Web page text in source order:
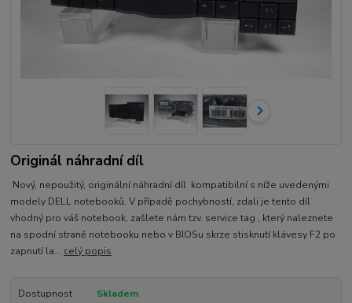
Originál náhradní díl
Nový, nepoužitý, originální náhradní díl kompatibilní s níže uvedenými
modely DELL notebooků. V případě pochybností, zdali je tento díl
vhodný pro váš notebook, zašlete nám tzv. service tag , který naleznete
na spodní straně notebooku nebo v BIOSu skrze stisknutí klávesy F2 po
zapnutí la... celý popis
Dostupnost Skladem